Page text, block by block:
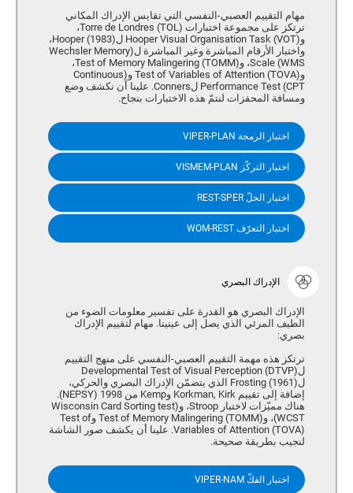
مهام التقييم العصبي-النفسي التي تقايس الإدراك المكاني
ترتكز على مجموعة اختبارات (Torre de Londres (TOL،
و(Hooper Visual Organisation Task (VOT ل(Hooper (1983،
واختبار الأرقام المباشرة وغير المباشرة ل(Wechsler Memory
Scale (WMS، و(Test of Memory Malingering (TOMM،
و(Test of Variables of Attention (TOVA و(Continuous
Performance Test (CPT لConners. علينا أن نكشف وضع
ومسافة المحفزات لنتمّ هذه الاختبارات بنجاح.
اختبار الرمجة VIPER-PLAN
اختبار التركّز VISMEM-PLAN
اختبار الحلّ REST-SPER
اختبار التعرّف WOM-REST
الإدراك البصري
الإدراك البصري هو القدرة على تفسير معلومات الضوء من
الطيف المرئي الذي يصل إلى عينينا. مهام لتقييم الإدراك
بصري:
ترتكز هذه مهمة التقييم العصبي-النفسي على منهج التقييم
لDevelopmental Test of Visual Perception (DTVP)
ل(Frosting (1961 الذي يتضمّن الإدراك البصري والحركي،
إضافة إلى تقييم Korkman, Kirk وKemp من 1998 (NEPSY).
هناك مميّزات لاختبار Stroop، و(Wisconsin Card Sorting test
(WCST، و(Test of Memory Malingering (TOMM وTest of
Variables of Attention (TOVA). علينا أن يكشف صور الشاشة
لنجيب بطريقة صحيحة.
اختبار الفكّ VIPER-NAM